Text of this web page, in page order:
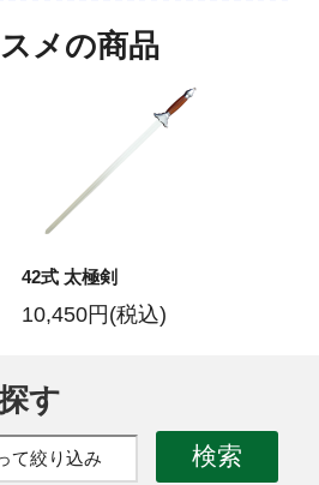
メの商品
42式 太極剣
10,450円(税込)
す
検索